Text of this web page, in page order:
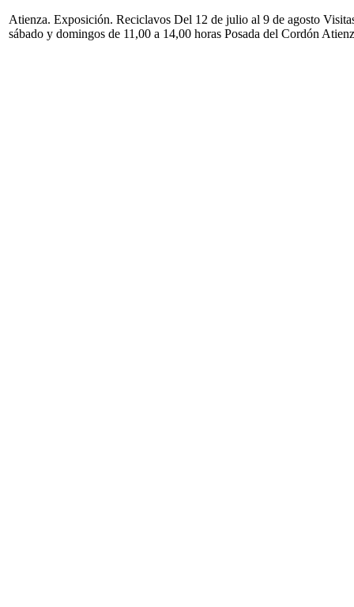
Atienza. Exposición. Reciclavos Del 12 de julio al 9 de agosto
sábado y domingos de 11,00 a 14,00 horas Posada del Cordón